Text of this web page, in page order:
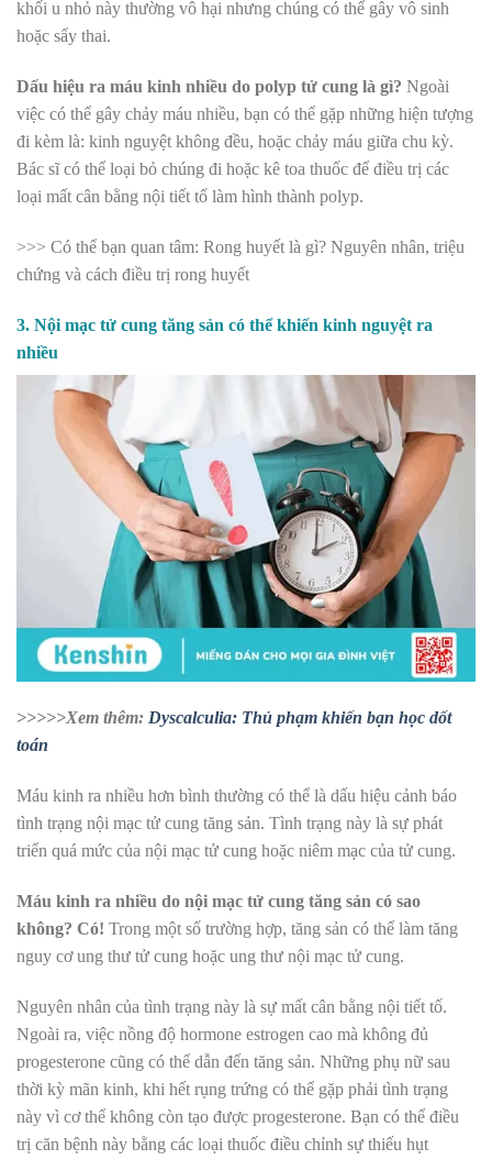
khối u nhỏ này thường vô hại nhưng chúng có thể gây vô sinh
hoặc sẩy thai.
Dấu hiệu ra máu kinh nhiều do polyp tử cung là gì? Ngoài
việc có thể gây chảy máu nhiều, bạn có thể gặp những hiện tượng
đi kèm là: kinh nguyệt không đều, hoặc chảy máu giữa chu kỳ.
Bác sĩ có thể loại bỏ chúng đi hoặc kê toa thuốc để điều trị các
loại mất cân bằng nội tiết tố làm hình thành polyp.
>>> Có thể bạn quan tâm: Rong huyết là gì? Nguyên nhân, triệu
chứng và cách điều trị rong huyết
3. Nội mạc tử cung tăng sản có thể khiến kinh nguyệt ra
nhiều
>>>>>Xem thêm: Dyscalculia: Thủ phạm khiến bạn học dốt
toán
Máu kinh ra nhiều hơn bình thường có thể là dấu hiệu cảnh báo
tình trạng nội mạc tử cung tăng sản. Tình trạng này là sự phát
triển quá mức của nội mạc tử cung hoặc niêm mạc của tử cung.
Máu kinh ra nhiều do nội mạc tử cung tăng sản có sao
không? Có! Trong một số trường hợp, tăng sản có thể làm tăng
nguy cơ ung thư tử cung hoặc ung thư nội mạc tử cung.
Nguyên nhân của tình trạng này là sự mất cân bằng nội tiết tố.
Ngoài ra, việc nồng độ hormone estrogen cao mà không đủ
progesterone cũng có thể dẫn đến tăng sản. Những phụ nữ sau
thời kỳ mãn kinh, khi hết rụng trứng có thể gặp phải tình trạng
này vì cơ thể không còn tạo được progesterone. Bạn có thể điều
trị căn bệnh này bằng các loại thuốc điều chỉnh sự thiếu hụt